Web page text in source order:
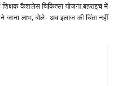
कैशलेस चिकित्सा योजना:बहराइच में
जाना लाभ, बोले- अब इलाज की चिंता नहीं